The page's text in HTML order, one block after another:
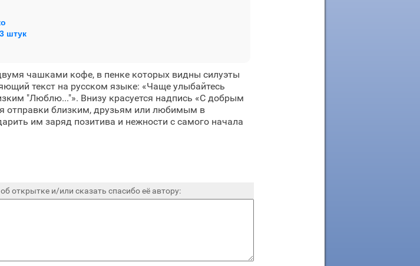
штук
чашками кофе, в пенке которых видны силуэты
текст на русском языке: «Чаще улыбайтесь
"Люблю..."». Внизу красуется надпись «С добрым
отправки близким, друзьям или любимым в
им заряд позитива и нежности с самого начала
открытке и/или сказать спасибо её автору: